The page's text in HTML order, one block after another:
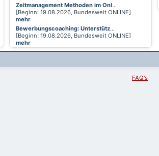
Zeitmanagement Methoden im Onl...
[Beginn: 19.08.2026, Bundesweit ONLINE]
mehr
Bewerbungscoaching: Unterstütz...
[Beginn: 19.08.2026, Bundesweit ONLINE]
mehr
FAQ's